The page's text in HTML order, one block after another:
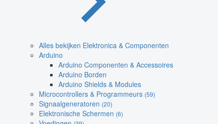
Alles bekijken Elektronica & Componenten
Arduino
Arduino Componenten & Accessoires
Arduino Borden
Arduino Shields & Modules
Microcontrollers & Programmeurs (59)
Signaalgeneratoren (20)
Elektronische Schermen (6)